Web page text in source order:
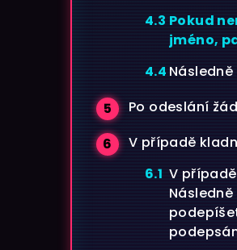
Pokud
jméno,
Po odeslání
V případě
V případě